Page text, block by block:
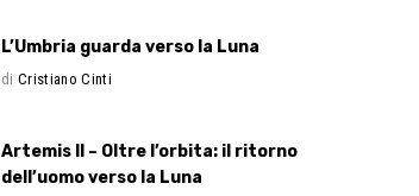
L’Umbria guarda verso la Luna
di Cristiano Cinti
Artemis II – Oltre l’orbita: il ritorno
dell’uomo verso la Luna